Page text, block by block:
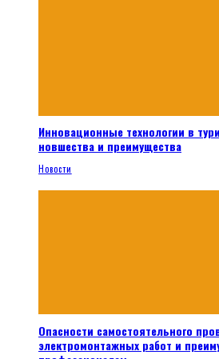
Инновационные технологии в
новшества и преимущества
Новости
Опасности самостоятельного
электромонтажных работ и